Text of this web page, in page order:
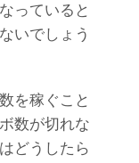
っていると
いでしょう
を稼ぐこと
数が切れな
どうしたら